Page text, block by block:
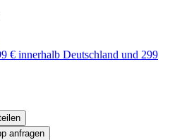
€ innerhalb Deutschland und 299
anfragen